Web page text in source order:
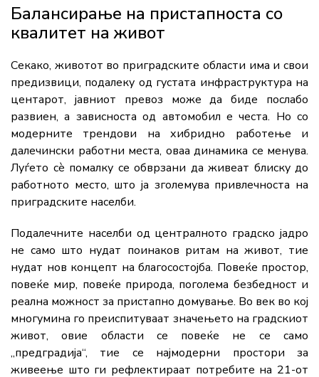
Балансирање на пристапноста со
квалитет на живот
Секако, животот во приградските области има и свои
предизвици, подалеку од густата инфраструктура на
центарот, јавниот превоз може да биде послабо
развиен, а зависноста од автомобил е честа. Но со
модерните трендови на хибридно работење и
далечински работни места, оваа динамика се менува.
Луѓето сè помалку се обврзани да живеат блиску до
работното место, што ја зголемува привлечноста на
приградските населби.
Подалечните населби од централното градско јадро
не само што нудат поинаков ритам на живот, тие
нудат нов концепт на благосостојба. Повеќе простор,
повеќе мир, повеќе природа, поголема безбедност и
реална можност за пристапно домување. Во век во кој
многумина го преиспитуваат значењето на градскиот
живот, овие области се повеќе не се само
„предградија“, тие се најмодерни простори за
живеење што ги рефлектираат потребите на 21-от